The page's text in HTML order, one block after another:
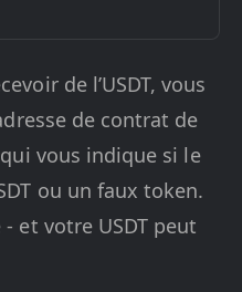
de l’USDT, vous
de contrat de
qui vous indique si le
ou un faux token.
et votre USDT peut